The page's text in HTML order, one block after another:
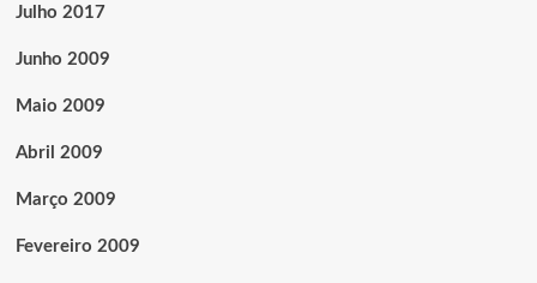
Julho 2017
Junho 2009
Maio 2009
Abril 2009
Março 2009
Fevereiro 2009